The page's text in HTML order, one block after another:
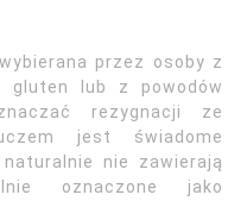
przez osoby z
gluten lub z powodów
rezygnacji ze
jest świadome
nie zawierają
oznaczone jako